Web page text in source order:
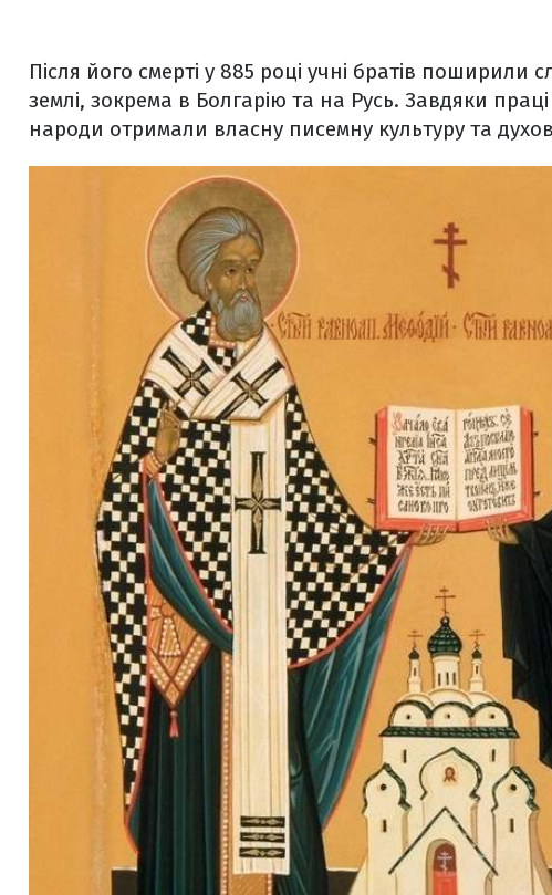
Після його смерті у 885 році учні братів поширили
землі, зокрема в Болгарію та на Русь. Завдяки
народи отримали власну писемну культуру та